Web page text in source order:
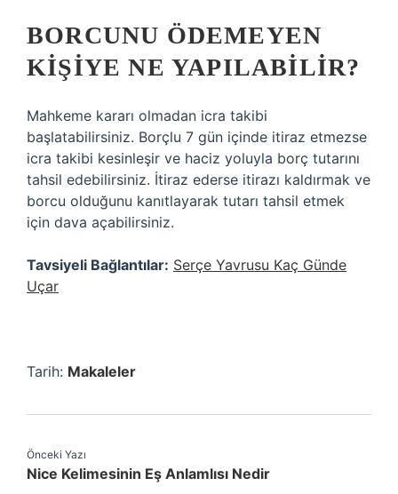
BORCUNU ÖDEMEYEN
KIŞIYE NE YAPILABILIR?
Mahkeme kararı olmadan icra takibi
başlatabilirsiniz. Borçlu 7 gün içinde itiraz etmezse
icra takibi kesinleşir ve haciz yoluyla borç tutarını
tahsil edebilirsiniz. İtiraz ederse itirazı kaldırmak ve
borcu olduğunu kanıtlayarak tutarı tahsil etmek
için dava açabilirsiniz.
Tavsiyeli Bağlantılar: Serçe Yavrusu Kaç Günde
Uçar
Tarih: Makaleler
Önceki Yazı
Nice Kelimesinin Eş Anlamlısı Nedir